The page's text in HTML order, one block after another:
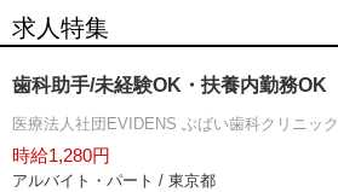
求人特集
歯科助手/未経験OK・扶養内勤務OK
医療法人社団EVIDENS ぶばい歯科クリニック
時給1,280円
アルバイト・パート / 東京都